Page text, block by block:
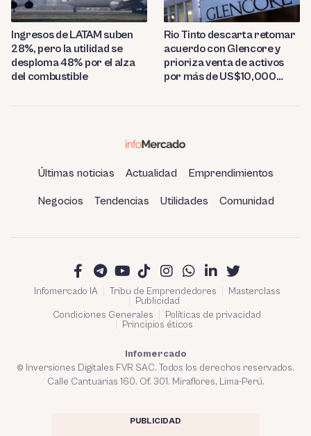
Ingresos de LATAM suben
28%, pero la utilidad se
desploma 48% por el alza
del combustible
Rio Tinto descarta retomar
acuerdo con Glencore y
prioriza venta de activos
por más de US$10,000
Últimas noticias Actualidad Emprendimientos
Negocios Tendencias Utilidades Comunidad
Infomercado IA Tribu de Emprendedores
Masterclass
Publicidad
Condiciones Generales
Políticas de privacidad
Principios éticos
Infomercado
© Inversiones Digitales FVR SAC. Todos los derechos reservados.
Calle Cantuarias 160. Of. 301. Miraflores, Lima-Perú.
PUBLICIDAD